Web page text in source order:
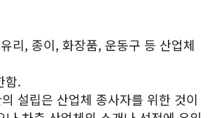
리, 종이, 화장품, 운동구 등 산업체
함.
설립은 산업체 종사자를 위한 것이